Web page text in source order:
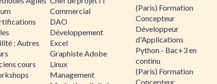
: Autres
cours
Commercial
DAO
Développement
Excel
Graphiste Adobe
Linux
Management
(Paris) Formation
Concepteur
Développeur
d'Applications
Python - Bac+3 en
continu
(Paris) Formation
Concepteur